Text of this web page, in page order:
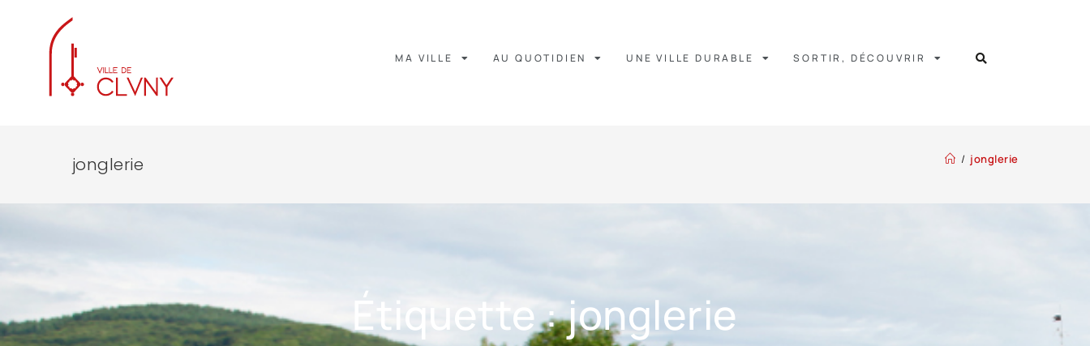
MA VILLE AU QUOTIDIEN UNE VILLE DURABLE SORTIR, DÉCOUVRIR
jonglerie / jonglerie
Étiquette : jonglerie